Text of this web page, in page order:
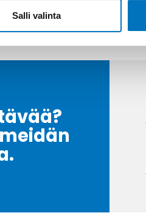
Salli valinta